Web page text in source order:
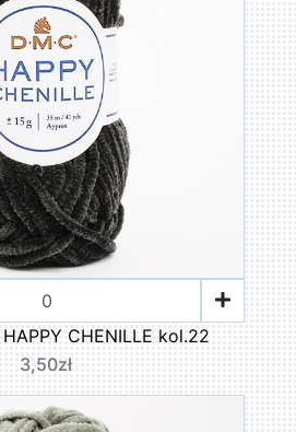
CHENILLE kol.22
3,50zł